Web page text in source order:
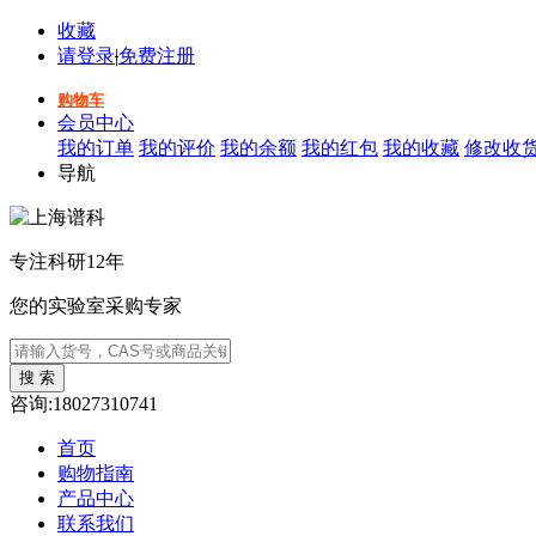
收藏
请登录|免费注册
购物车
会员中心
我的订单 我的评价 我的余额 我的红包 我的收藏 修改收
导航
专注科研12年
您的实验室采购专家
咨询:18027310741
首页
购物指南
产品中心
联系我们